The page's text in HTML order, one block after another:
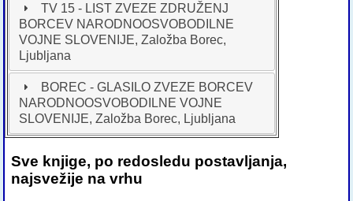
TV 15 - LIST ZVEZE ZDRUŽENJ
BORCEV NARODNOOSVOBODILNE
VOJNE SLOVENIJE, Založba Borec,
Ljubljana
BOREC - GLASILO ZVEZE BORCEV
NARODNOOSVOBODILNE VOJNE
SLOVENIJE, Založba Borec, Ljubljana
Sve knjige, po redosledu postavljanja,
najsvežije na vrhu